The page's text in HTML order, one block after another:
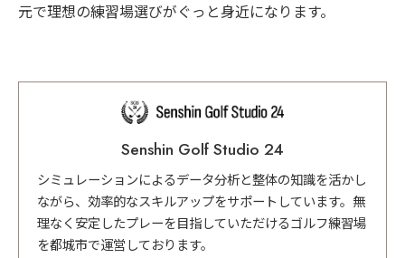
元で理想の練習場選びがぐっと身近になります。
Senshin Golf Studio 24
シミュレーションによるデータ分析と整体の知識を活かし
ながら、効率的なスキルアップをサポートしています。無
理なく安定したプレーを目指していただけるゴルフ練習場
を都城市で運営しております。